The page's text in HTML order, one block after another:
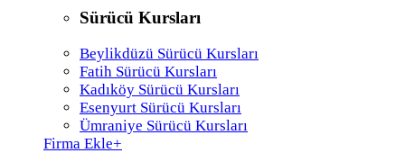
Sürücü Kursları
Beylikdüzü Sürücü Kursları
Fatih Sürücü Kursları
Kadıköy Sürücü Kursları
Esenyurt Sürücü Kursları
Ümraniye Sürücü Kursları
Firma Ekle+